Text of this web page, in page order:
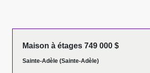
Maison à étages 749 000 $
Sainte-Adèle (Sainte-Adèle)